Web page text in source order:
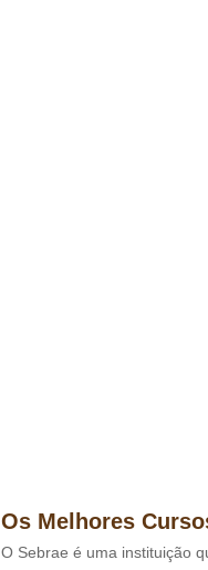
Os Melhores
O Sebrae é uma instituição